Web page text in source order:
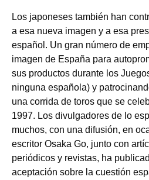
Los japoneses también han
a esa nueva imagen y a esa
español. Un gran número de
imagen de España para
sus productos durante los
ninguna española) y
una corrida de toros que se
1997. Los divulgadores de lo
muchos, con una difusión, en
escritor Osaka Go, junto con
periódicos y revistas, ha
aceptación sobre la cuestión